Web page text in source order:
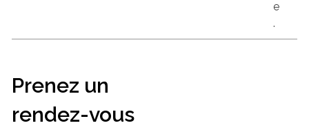
e
.
Prenez un
rendez-vous